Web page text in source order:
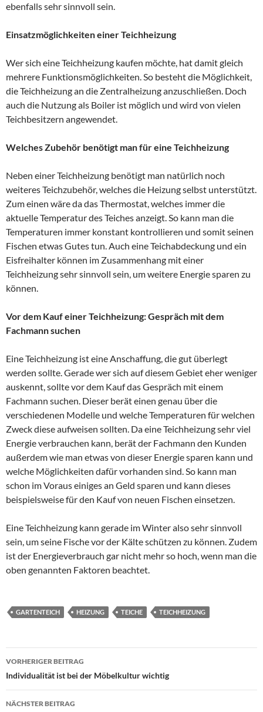
ebenfalls sehr sinnvoll sein.
Einsatzmöglichkeiten einer Teichheizung
Wer sich eine Teichheizung kaufen möchte, hat damit gleich
mehrere Funktionsmöglichkeiten. So besteht die Möglichkeit,
die Teichheizung an die Zentralheizung anzuschließen. Doch
auch die Nutzung als Boiler ist möglich und wird von vielen
Teichbesitzern angewendet.
Welches Zubehör benötigt man für eine Teichheizung
Neben einer Teichheizung benötigt man natürlich noch
weiteres Teichzubehör, welches die Heizung selbst unterstützt.
Zum einen wäre da das Thermostat, welches immer die
aktuelle Temperatur des Teiches anzeigt. So kann man die
Temperaturen immer konstant kontrollieren und somit seinen
Fischen etwas Gutes tun. Auch eine Teichabdeckung und ein
Eisfreihalter können im Zusammenhang mit einer
Teichheizung sehr sinnvoll sein, um weitere Energie sparen zu
können.
Vor dem Kauf einer Teichheizung: Gespräch mit dem
Fachmann suchen
Eine Teichheizung ist eine Anschaffung, die gut überlegt
werden sollte. Gerade wer sich auf diesem Gebiet eher weniger
auskennt, sollte vor dem Kauf das Gespräch mit einem
Fachmann suchen. Dieser berät einen genau über die
verschiedenen Modelle und welche Temperaturen für welchen
Zweck diese aufweisen sollten. Da eine Teichheizung sehr viel
Energie verbrauchen kann, berät der Fachmann den Kunden
außerdem wie man etwas von dieser Energie sparen kann und
welche Möglichkeiten dafür vorhanden sind. So kann man
schon im Voraus einiges an Geld sparen und kann dieses
beispielsweise für den Kauf von neuen Fischen einsetzen.
Eine Teichheizung kann gerade im Winter also sehr sinnvoll
sein, um seine Fische vor der Kälte schützen zu können. Zudem
ist der Energieverbrauch gar nicht mehr so hoch, wenn man die
oben genannten Faktoren beachtet.
GARTENTEICH HEIZUNG TEICHE TEICHHEIZUNG
Beitragsnavigation
VORHERIGER BEITRAG
Individualität ist bei der Möbelkultur wichtig
NÄCHSTER BEITRAG